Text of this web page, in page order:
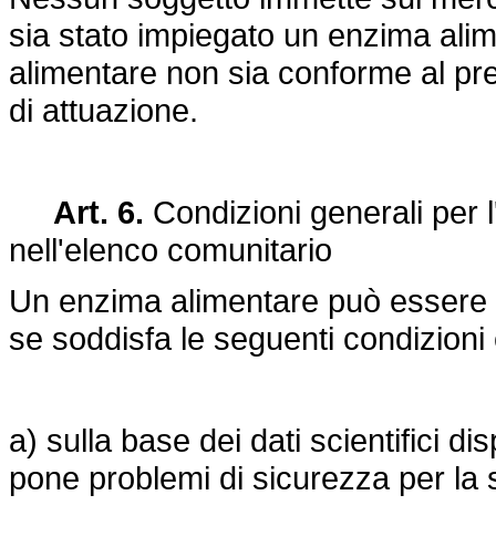
sia stato impiegato un enzima
alimentare non sia conforme al
di attuazione.
Art. 6. Condizioni generali per
nell'elenco comunitario
Un enzima alimentare può
se soddisfa le seguenti
a) sulla base dei dati scientifici
pone problemi di sicurezza per la